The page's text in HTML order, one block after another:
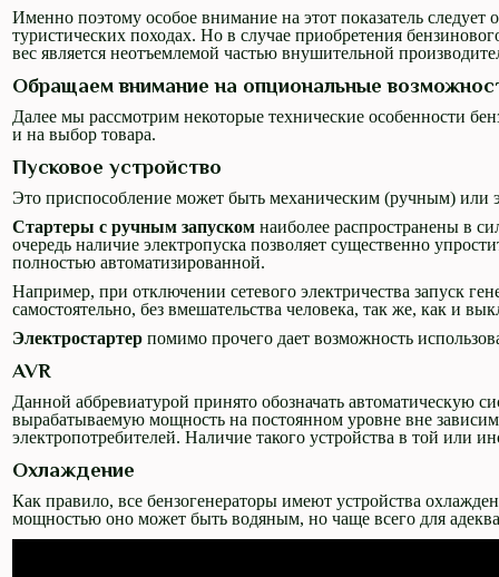
Именно поэтому особое внимание на этот показатель следует
туристических походах. Но в случае приобретения
вес является неотъемлемой частью внушительной
Обращаем внимание на опциональные
Далее мы рассмотрим некоторые технические особенности
и на выбор товара.
Пусковое устройство
Это приспособление может быть механическим (ручным) или
Стартеры с ручным запуском наиболее распространены в
очередь наличие электропуска позволяет существенно
полностью автоматизированной.
Например, при отключении сетевого электричества запуск
самостоятельно, без вмешательства человека, так же, как и
Электростартер помимо прочего дает возможность
AVR
Данной аббревиатурой принято обозначать автоматическую
вырабатываемую мощность на постоянном уровне вне
электропотребителей. Наличие такого устройства в той или
Охлаждение
Как правило, все бензогенераторы имеют устройства
мощностью оно может быть водяным, но чаще всего для